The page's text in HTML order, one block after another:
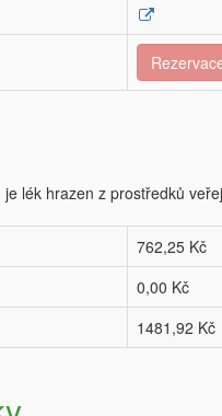
lék hrazen z prostředků
762,25 Kč
0,00 Kč
1481,92 Kč